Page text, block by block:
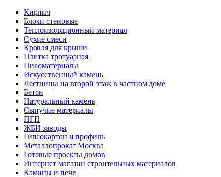
Кирпич
Блоки стеновые
Теплоизоляционный материал
Сухие смеси
Кровля для крыши
Плитка тротуарная
Пиломатериалы
Искусственный камень
Лестницы на второй этаж в частном доме
Бетон
Натуральный камень
Сыпучие материалы
ПГП
ЖБИ заводы
Гипсокартон и профиль
Металлопрокат Москва
Готовые проекты домов
Интернет магазин строительных материалов
Камины и печи